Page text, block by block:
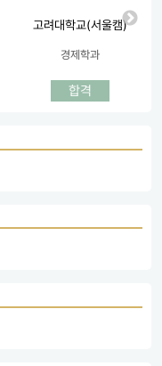
고려대학교(서울캠)
경제학과
합격